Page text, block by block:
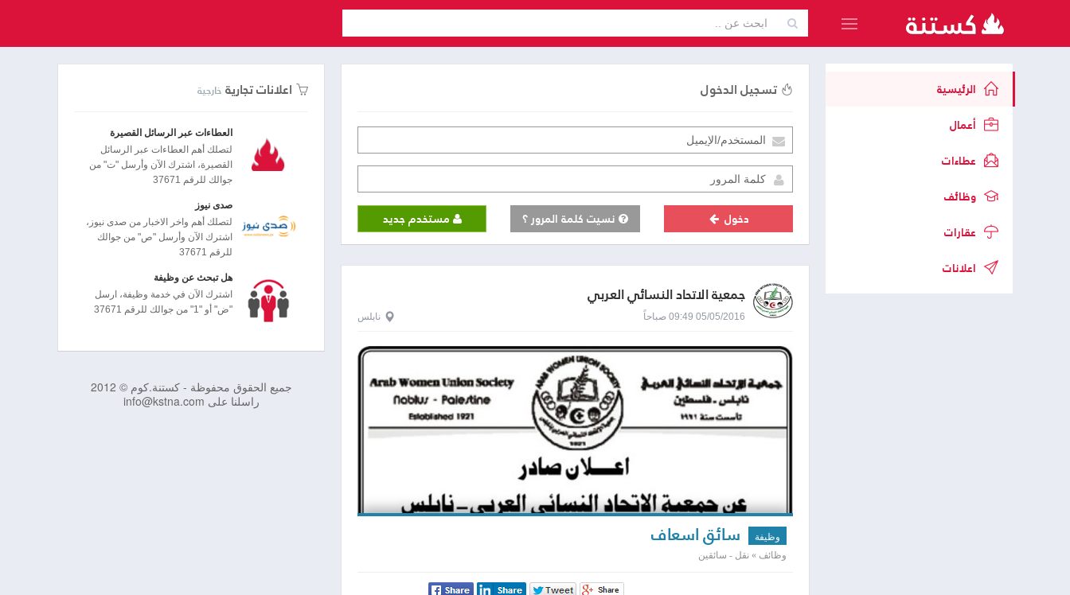
الرئيسية
أعمال
عطاءات
وظائف
عقارات
اعلانات
اعلانات تجارية خارجية
العطاءات عبر الرسائل القصيرة
لتصلك أهم العطاءات عبر الرسائل
القصيرة، اشترك الآن وأرسل "ت" من
جوالك للرقم 37671
صدى نيوز
لتصلك أهم واخر الاخبار من صدى نيوز،
اشترك الآن وأرسل "ص" من جوالك
للرقم 37671
هل تبحث عن وظيفة
اشترك الآن في خدمة وظيفة، ارسل
"ض" أو "1" من جوالك للرقم 37671
جميع الحقوق محفوظة - كستنة.كوم © 2012
راسلنا على info@kstna.com
تسجيل الدخول
دخول نسيت كلمة المرور ؟ مستخدم جديد
جمعية الاتحاد النسائي العربي
05/05/2016 09:49 صباحاً نابلس
وظيفة سائق اسعاف
وظائف » نقل - سائقين